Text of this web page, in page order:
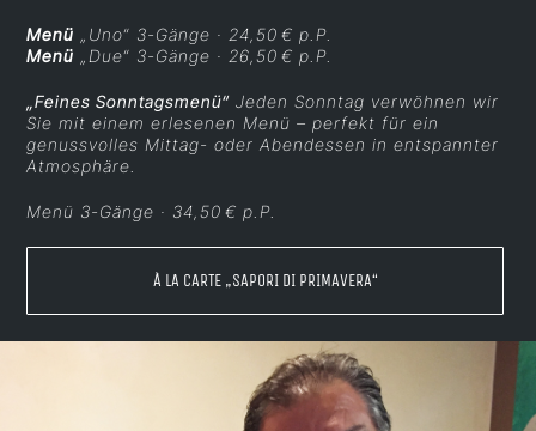
Menü „Uno“ 3-Gänge · 24,50 € p.P.
Menü „Due“ 3-Gänge · 26,50 € p.P.
„Feines Sonntagsmenü“ Jeden Sonntag verwöhnen wir
Sie mit einem erlesenen Menü – perfekt für ein
genussvolles Mittag- oder Abendessen in entspannter
Atmosphäre.
Menü 3-Gänge · 34,50 € p.P.
À LA CARTE „SAPORI DI PRIMAVERA“